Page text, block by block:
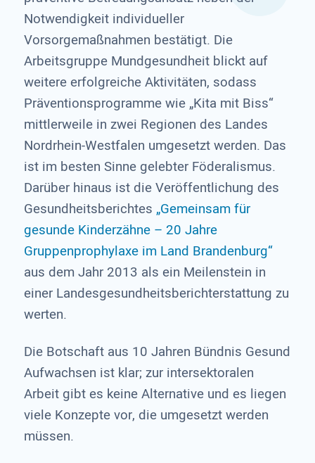
Notwendigkeit individueller
Vorsorgemaßnahmen bestätigt. Die
Arbeitsgruppe Mundgesundheit blickt auf
weitere erfolgreiche Aktivitäten, sodass
Präventionsprogramme wie „Kita mit Biss“
mittlerweile in zwei Regionen des Landes
Nordrhein-Westfalen umgesetzt werden. Das
ist im besten Sinne gelebter Föderalismus.
Darüber hinaus ist die Veröffentlichung des
Gesundheitsberichtes „Gemeinsam für
gesunde Kinderzähne – 20 Jahre
Gruppenprophylaxe im Land Brandenburg“
aus dem Jahr 2013 als ein Meilenstein in
einer Landesgesundheitsberichterstattung zu
werten.
Die Botschaft aus 10 Jahren Bündnis Gesund
Aufwachsen ist klar; zur intersektoralen
Arbeit gibt es keine Alternative und es liegen
viele Konzepte vor, die umgesetzt werden
müssen.